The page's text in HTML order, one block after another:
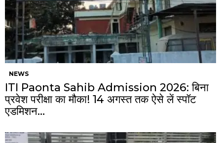
NEWS
ITI Paonta Sahib Admission 2026: बिना
प्रवेश परीक्षा का मौका! 14 अगस्त तक ऐसे लें स्पॉट
एडमिशन…